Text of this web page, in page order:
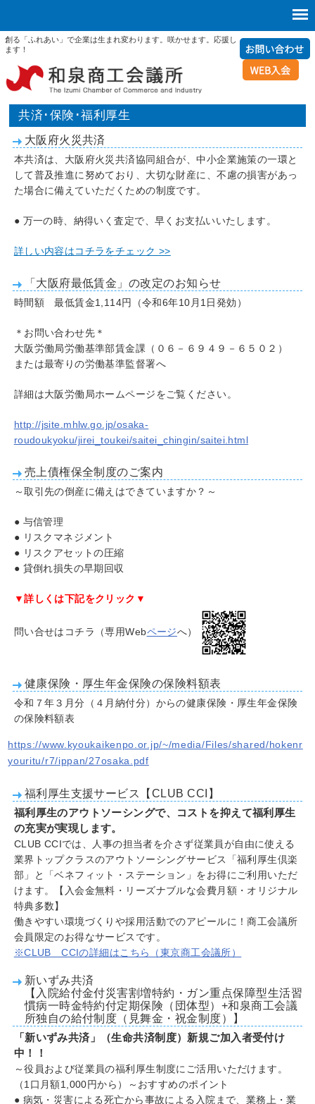
創る「ふれあい」で企業は生まれ変わります。咲かせます。応援し
ます！
共済･保険･福利厚生
大阪府火災共済
本共済は、大阪府火災共済協同組合が、中小企業施策の一環と
して普及推進に努めており、大切な財産に、不慮の損害があっ
た場合に備えていただくための制度です。
● 万一の時、納得いく査定で、早くお支払いいたします。
詳しい内容はコチラをチェック >>
「大阪府最低賃金」の改定のお知らせ
時間額 最低賃金1,114円（令和6年10月1日発効）
＊お問い合わせ先＊
大阪労働局労働基準部賃金課（０６－６９４９－６５０２）
または最寄りの労働基準監督署へ
詳細は大阪労働局ホームページをご覧ください。
http://jsite.mhlw.go.jp/osaka-
roudoukyoku/jirei_toukei/saitei_chingin/saitei.html
売上債権保全制度のご案内
～取引先の倒産に備えはできていますか？～
● 与信管理
● リスクマネジメント
● リスクアセットの圧縮
● 貸倒れ損失の早期回収
▼詳しくは下記をクリック▼
問い合せはコチラ（専用Webページへ）
健康保険・厚生年金保険の保険料額表
令和７年３月分（４月納付分）からの健康保険・厚生年金保険
の保険料額表
https://www.kyoukaikenpo.or.jp/~/media/Files/shared/hokenr
youritu/r7/ippan/27osaka.pdf
福利厚生支援サービス【 CLUB CCI 】
福利厚生のアウトソーシングで、コストを抑えて福利厚生
の充実が実現します。
CLUB CCIでは、人事の担当者を介さず従業員が自由に使える
業界トップクラスのアウトソーシングサービス「福利厚生倶楽
部」と「ベネフィット・ステーション」をお得にご利用いただ
けます。【入会金無料・リーズナブルな会費月額・オリジナル
特典多数】
働きやすい環境づくりや採用活動でのアピールに！商工会議所
会員限定のお得なサービスです。
※CLUB CCIの詳細はこちら（東京商工会議所）
新いずみ共済
【入院給付金付災害割増特約・ガン重点保障型生活習
慣病一時金特約付定期保険（団体型）+和泉商工会議
所独自の給付制度（見舞金・祝金制度）】
「新いずみ共済」（生命共済制度）新規ご加入者受付け
中！！
～役員および従業員の福利厚生制度にご活用いただけます。
（1口月額1,000円から）～おすすめのポイント
● 病気・災害による死亡から事故による入院まで、業務上・業